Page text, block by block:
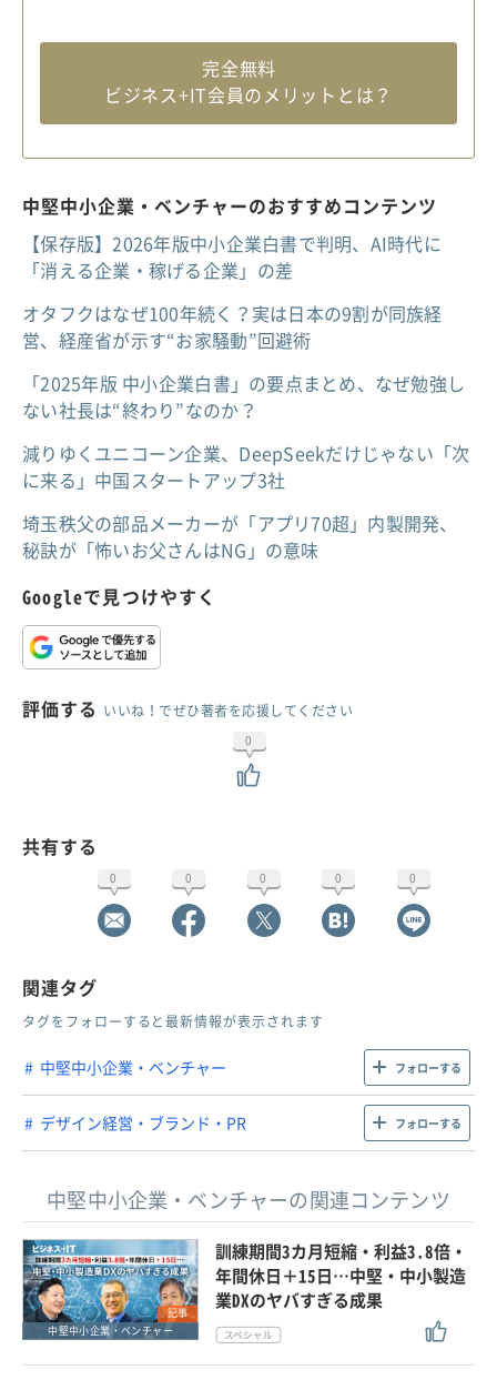
完全無料
ビジネス+IT会員のメリットとは？
中堅中小企業・ベンチャーのおすすめコンテンツ
【保存版】2026年版中小企業白書で判明、AI時代に
「消える企業・稼げる企業」の差
オタフクはなぜ100年続く？実は日本の9割が同族経
営、経産省が示す“お家騒動”回避術
「2025年版 中小企業白書」の要点まとめ、なぜ勉強し
ない社長は“終わり”なのか？
減りゆくユニコーン企業、DeepSeekだけじゃない「次
に来る」中国スタートアップ3社
埼玉秩父の部品メーカーが「アプリ70超」内製開発、
秘訣が「怖いお父さんはNG」の意味
Googleで見つけやすく
評価する いいね！でぜひ著者を応援してください
0
共有する
0 0 0 0 0
関連タグ
タグをフォローすると最新情報が表示されます
中堅中小企業・ベンチャー フォローする
デザイン経営・ブランド・PR フォローする
中堅中小企業・ベンチャーの関連コンテンツ
記事
中堅中小企業・ベンチャー
訓練期間3カ月短縮・利益3.8倍・
年間休日＋15日…中堅・中小製造
業DXのヤバすぎる成果